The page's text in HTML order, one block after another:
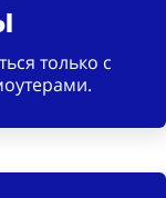
только с